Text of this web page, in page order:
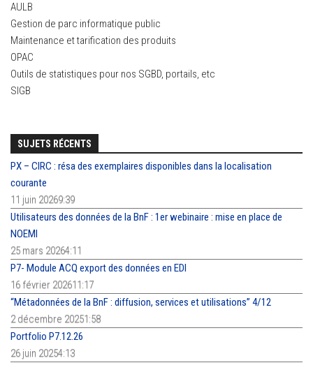
AULB
Gestion de parc informatique public
Maintenance et tarification des produits
OPAC
Outils de statistiques pour nos SGBD, portails, etc
SIGB
SUJETS RÉCENTS
PX – CIRC : résa des exemplaires disponibles dans la localisation
courante
11 juin 20269:39
Utilisateurs des données de la BnF : 1er webinaire : mise en place de
NOEMI
25 mars 20264:11
P7- Module ACQ export des données en EDI
16 février 202611:17
“Métadonnées de la BnF : diffusion, services et utilisations” 4/12
2 décembre 20251:58
Portfolio P7.12.26
26 juin 20254:13